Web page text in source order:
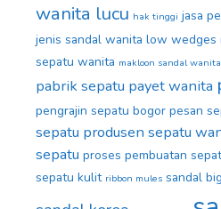
wanita lucu hak tinggi jasa
jenis sandal wanita low wedges
sepatu wanita makloon sandal wanita
pabrik sepatu payet wanita
pengrajin sepatu bogor pesan
sepatu produsen sepatu
sepatu proses pembuatan
sepatu kulit ribbon mules sandal